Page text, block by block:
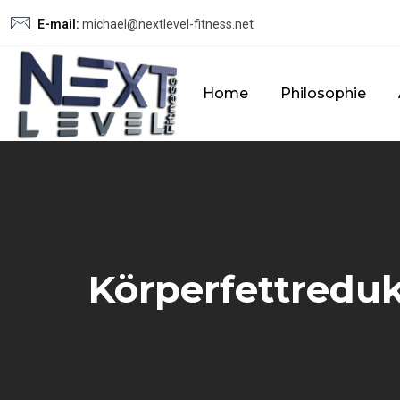
E-mail: michael@nextlevel-fitness.net
Home Philosophie